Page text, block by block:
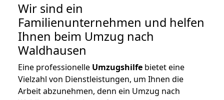
Wir sind ein
Familienunternehmen und helfen
Ihnen beim Umzug nach
Waldhausen
Eine professionelle Umzugshilfe bietet eine
Vielzahl von Dienstleistungen, um Ihnen die
Arbeit abzunehmen, denn ein Umzug nach